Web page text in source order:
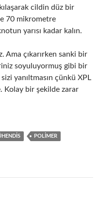
cildin düz bir
70 mikrometre
yarısı kadar kalın.
Ama çıkarırken sanki bir
soyuluyormuş gibi bir
yanıltmasın çünkü XPL
Kolay bir şekilde zarar
POLIMER